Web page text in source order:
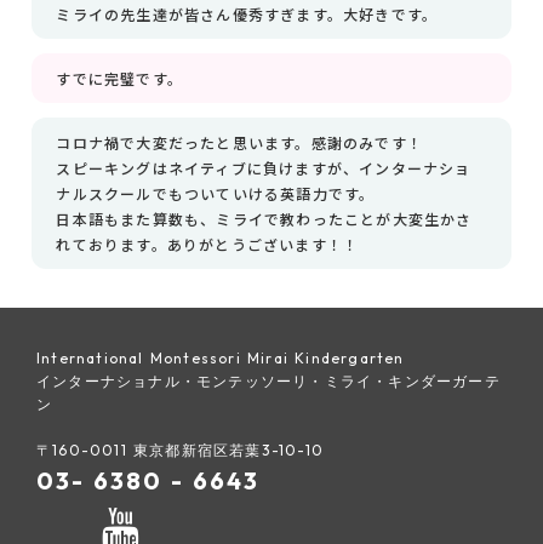
ミライの先生達が皆さん優秀すぎます。大好きです。
すでに完璧です。
コロナ禍で大変だったと思います。感謝のみです！
スピーキングはネイティブに負けますが、インターナショ
ナルスクールでもついていける英語力です。
日本語もまた算数も、ミライで教わったことが大変生かさ
れております。ありがとうございます！！
International Montessori Mirai Kindergarten
インターナショナル・モンテッソーリ・ミライ・キンダーガーテ
ン
〒160-0011 東京都新宿区若葉3-10-10
03- 6380 - 6643